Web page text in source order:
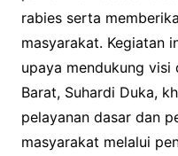
rabies serta
masyarakat. Kegiatan
upaya mendukung visi
Barat, Suhardi Duka,
pelayanan dasar dan
masyarakat melalui